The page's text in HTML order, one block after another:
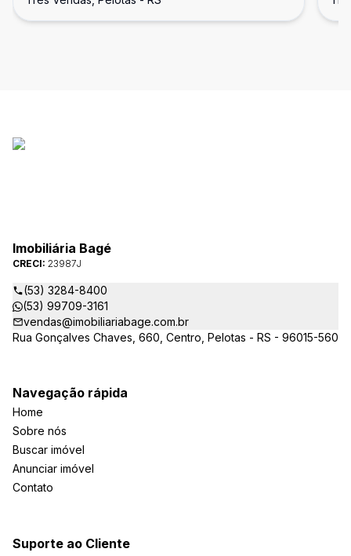
Imobiliária Bagé
CRECI: 23987J
(53) 3284-8400
(53) 99709-3161
vendas@imobiliariabage.com.br
Rua Gonçalves Chaves, 660, Centro, Pelotas - RS - 96015-560
Navegação rápida
Home
Sobre nós
Buscar imóvel
Anunciar imóvel
Contato
Suporte ao Cliente